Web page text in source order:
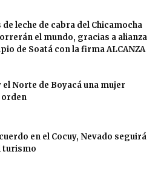
leche de cabra del Chicamocha
el mundo, gracias a alianza
de Soatá con la firma ALCANZA
el Norte de Boyacá una mujer
en el Cocuy, Nevado seguirá
turismo